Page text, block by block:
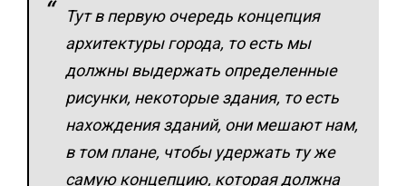
Тут в первую очередь концепция
архитектуры города, то есть мы
должны выдержать определенные
рисунки, некоторые здания, то есть
нахождения зданий, они мешают нам,
в том плане, чтобы удержать ту же
самую концепцию, которая должна